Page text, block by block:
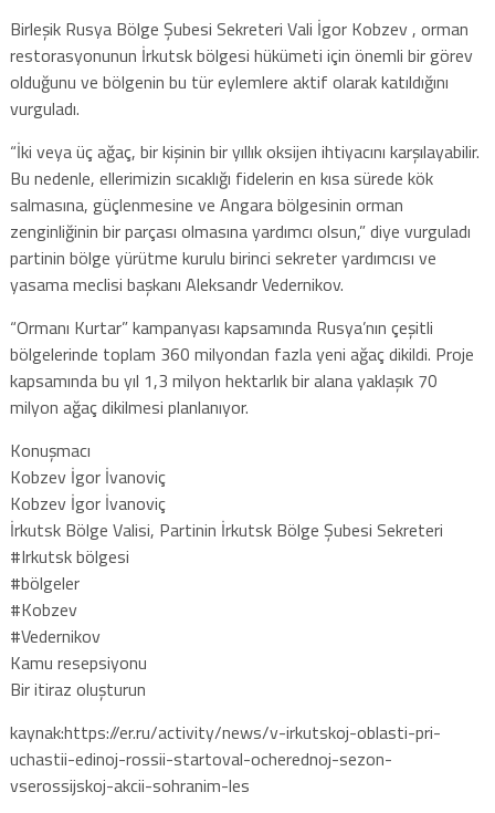
Birleşik Rusya Bölge Şubesi Sekreteri Vali İgor Kobzev , orman
restorasyonunun İrkutsk bölgesi hükümeti için önemli bir görev
olduğunu ve bölgenin bu tür eylemlere aktif olarak katıldığını
vurguladı.
“İki veya üç ağaç, bir kişinin bir yıllık oksijen ihtiyacını karşılayabilir.
Bu nedenle, ellerimizin sıcaklığı fidelerin en kısa sürede kök
salmasına, güçlenmesine ve Angara bölgesinin orman
zenginliğinin bir parçası olmasına yardımcı olsun,” diye vurguladı
partinin bölge yürütme kurulu birinci sekreter yardımcısı ve
yasama meclisi başkanı Aleksandr Vedernikov.
“Ormanı Kurtar” kampanyası kapsamında Rusya’nın çeşitli
bölgelerinde toplam 360 milyondan fazla yeni ağaç dikildi. Proje
kapsamında bu yıl 1,3 milyon hektarlık bir alana yaklaşık 70
milyon ağaç dikilmesi planlanıyor.
Konuşmacı
Kobzev İgor İvanoviç
Kobzev İgor İvanoviç
İrkutsk Bölge Valisi, Partinin İrkutsk Bölge Şubesi Sekreteri
#Irkutsk bölgesi
#bölgeler
#Kobzev
#Vedernikov
Kamu resepsiyonu
Bir itiraz oluşturun
kaynak:https://er.ru/activity/news/v-irkutskoj-oblasti-pri-
uchastii-edinoj-rossii-startoval-ocherednoj-sezon-
vserossijskoj-akcii-sohranim-les